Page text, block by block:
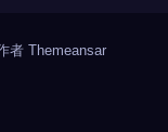
者 Themeansar